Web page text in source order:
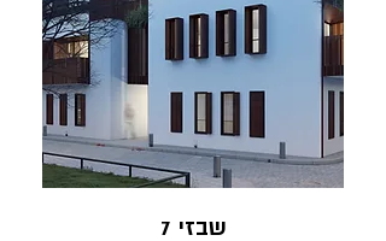
שבזי 7